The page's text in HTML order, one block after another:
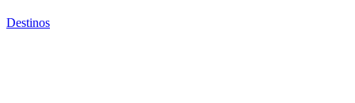
Destinos